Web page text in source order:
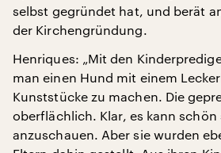
selbst gegründet hat, und berät
der Kirchengründung.
Henriques: „Mit den
man einen Hund mit einem
Kunststücke zu machen. Die
oberflächlich. Klar, es kann schön
anzuschauen. Aber sie wurden